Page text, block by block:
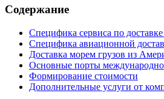
Содержание
Специфика сервиса по доставке
Специфика авиационной
Доставка морем грузов из
Основные порты
Формирование стоимости
Дополнительные услуги от